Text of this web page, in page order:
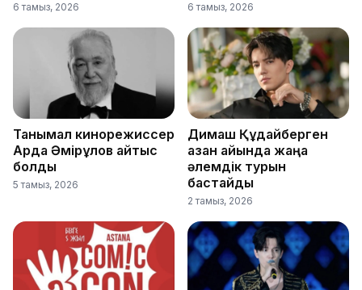
6 тамыз, 2026 6 тамыз, 2026
Танымал кинорежиссер
Ардақ Әмірқұлов қайтыс
болды
5 тамыз, 2026
Димаш Құдайберген
қазан айында жаңа
әлемдік турын
бастайды
2 тамыз, 2026